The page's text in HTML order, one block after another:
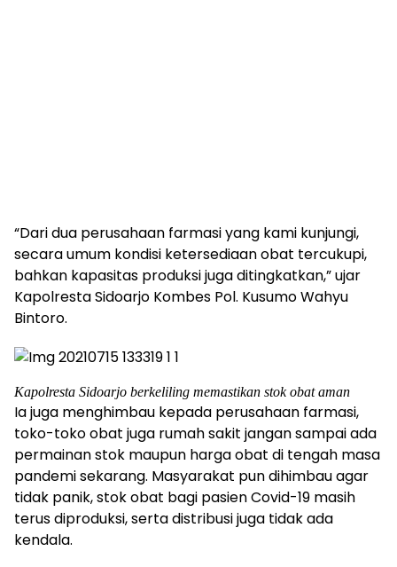
“Dari dua perusahaan farmasi yang kami kunjungi,
secara umum kondisi ketersediaan obat tercukupi,
bahkan kapasitas produksi juga ditingkatkan,” ujar
Kapolresta Sidoarjo Kombes Pol. Kusumo Wahyu
Bintoro.
Kapolresta Sidoarjo berkeliling memastikan stok obat aman
Ia juga menghimbau kepada perusahaan farmasi,
toko-toko obat juga rumah sakit jangan sampai ada
permainan stok maupun harga obat di tengah masa
pandemi sekarang. Masyarakat pun dihimbau agar
tidak panik, stok obat bagi pasien Covid-19 masih
terus diproduksi, serta distribusi juga tidak ada
kendala.